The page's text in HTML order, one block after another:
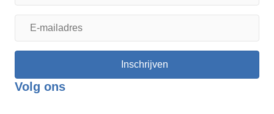
Inschrijven
Volg ons